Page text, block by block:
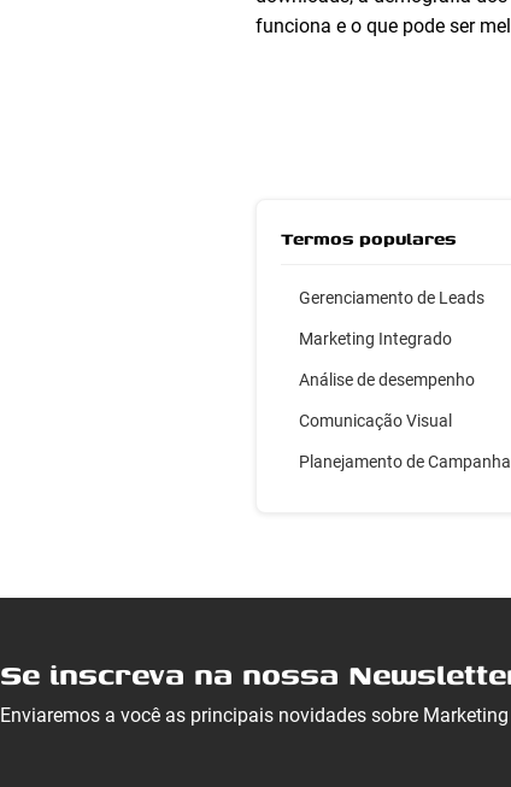
funciona e o que pode ser
Termos populares
Gerenciamento de Leads
Marketing Integrado
Análise de desempenho
Comunicação Visual
Planejamento de Campanha
Se inscreva na nossa
Enviaremos a você as principais novidades sobre